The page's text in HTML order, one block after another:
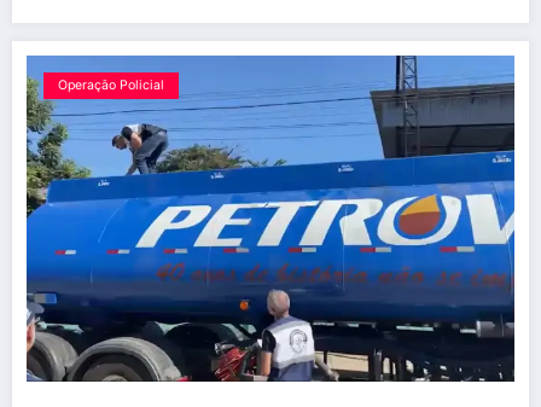
Operação Policial